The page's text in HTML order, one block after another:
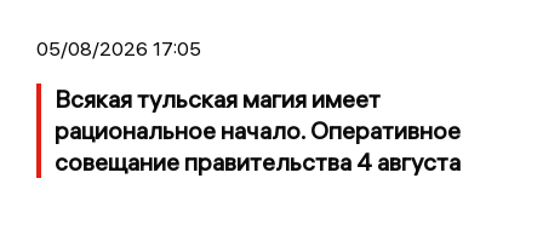
05/08/2026 17:05
Всякая тульская магия имеет
рациональное начало. Оперативное
совещание правительства 4 августа